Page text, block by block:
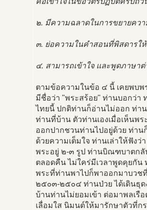
๒. มีความฉลาดในการขยายคว
๓. ย่อความในคำสอนที่พิสดารให้
๔. สามารถเข้าใจ และพูดภาษา
ตามข้อความในข้อ ๔ นี้ เคยพบ
มีชื่อว่า "พระสร้อย" ท่านบอกว่า
ไทยนี้ ปกติท่านก็อ่านไม่ออก ท่าน
ท่านที่บ้าน ตัวท่านเองเมื่อเห็นพ
ออกปากชวนท่านไปอยู่ด้วย ท่า
ด้วยความเต็มใจ ท่านเล่าให้ฟัง
พระอยู่ ๒-๓ รูป ท่านบิณฑบาตกลั
ตลอดคืน ไม่ใคร่มีเวลาพูดคุยกัน
พระที่ท่านพาไปก็พาออกมาบวช
๒๕๐๓-๒๕๐๔ ท่านป่วย ได้เดินธุ
บ้านท่านไม่ยอมเข้า ต่อมาพลเรื
เลื่อมใส นิมนต์ให้มารักษาตัวที่ก